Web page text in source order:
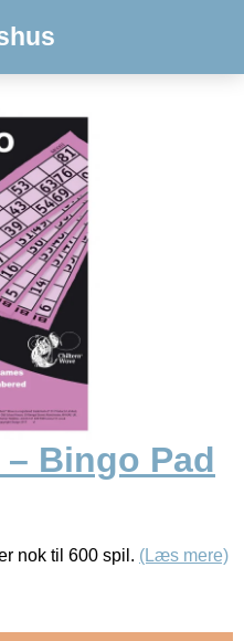
Bingo Pad
nok til 600 spil. (Læs mere)